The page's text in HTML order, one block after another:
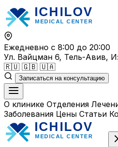
Перейти
к
содержимому
Ежедневно с 8:00 до 20:00
Ул. Вайцман 6, Тель-Авив,
🇷🇺 🇬🇧 🇺🇦
Записаться на консультацию
О клинике Отделения
Заболевания Цены Статьи